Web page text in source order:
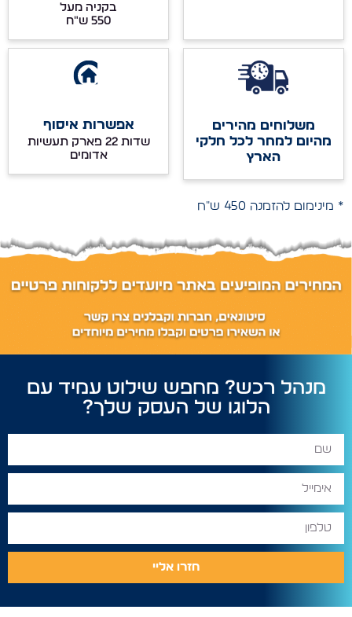
בקניה מעל
משלוחים מהירים
מהיום למחר לכל חלקי
הארץ
אפשרות איסוף
שדות 22 פארק תעשיות
אדומים
* מינימום להזמנה 450 ש"ח
מנהל רכש? מחפש שילוט עמיד עם
הלוגו של העסק שלך?
חזרו אליי